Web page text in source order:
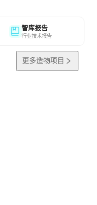
智库报告
行业技术报告
更多造物项目